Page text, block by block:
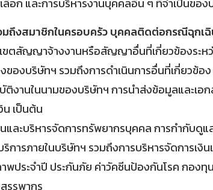
ก และการบริหารงานบุคคลอื่น ๆ ที่จำเป็นของ
ถึงสมาชิกในครอบครัว บุคคลติดต่อกรณีฉุกเ
ขตสัญญาจ้างงานหรือสัญญาอื่นที่เกี่ยวข้องระห
องบริษัทฯ รวมถึงการดำเนินการอื่นที่เกี่ยวข้
านในนามของบริษัทฯ การนำส่งข้อมูลและเอ
น เป็นต้น
ละบริหารจัดการทรัพยากรบุคคล การกำกับดู
ารภายในบริษัทฯ รวมถึงการบริหารจัดการเงิ
พประจำปี ประกันภัย ค่าวัคซีนป้องกันโรค กอง
รรพากร